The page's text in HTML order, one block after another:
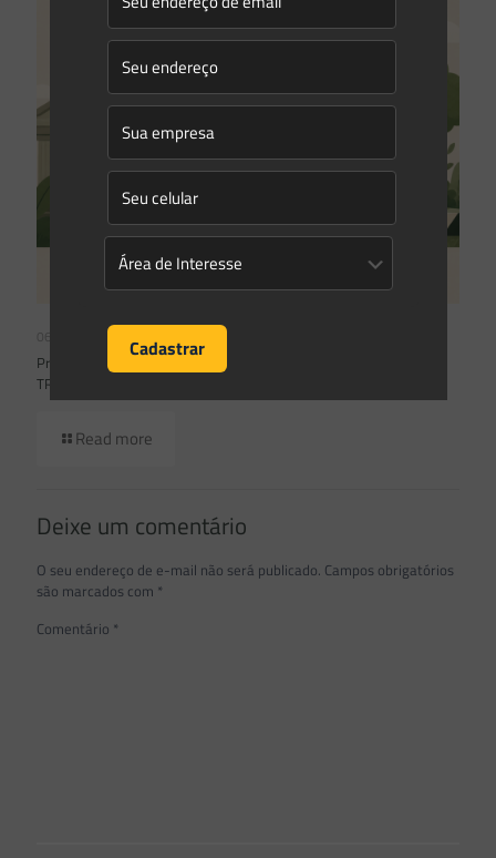
06/07/2026
Prescrição administrativa e embargo ambiental: o que decidiu o
TRF1 no IRDR 94
Read more
Deixe um comentário
O seu endereço de e-mail não será publicado. Campos obrigatórios
são marcados com *
Comentário *